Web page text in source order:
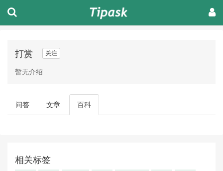
打赏 关注
暂无介绍
问答 文章 百科
相关标签